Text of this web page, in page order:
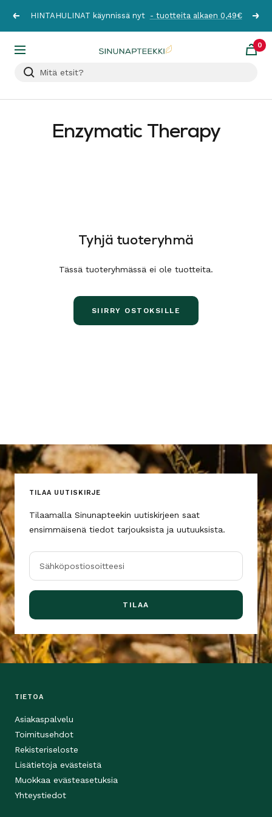
sisältöön
EdellinenHINTAHULINAT käynnissä nyt - tuotteita alkaen 0,49€
Navigaatio Sinunapteekki.fi
0
Enzymatic Therapy
Tyhjä tuoteryhmä
Tässä tuoteryhmässä ei ole tuotteita.
SIIRRY OSTOKSILLE
TILAA UUTISKIRJE
Tilaamalla Sinunapteekin uutiskirjeen saat
ensimmäisenä tiedot tarjouksista ja uutuuksista.
Sähköpostiosoitteesi
TILAA
TIETOA
Asiakaspalvelu
Toimitusehdot
Rekisteriseloste
Lisätietoja evästeistä
Muokkaa evästeasetuksia
Yhteystiedot